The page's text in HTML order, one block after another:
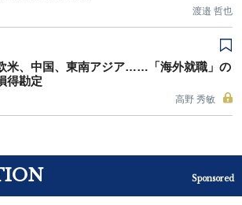
渡邉 哲也
米、中国、東南アジア……「海外就職」の
得勘定
高野 秀敏
Sponsored